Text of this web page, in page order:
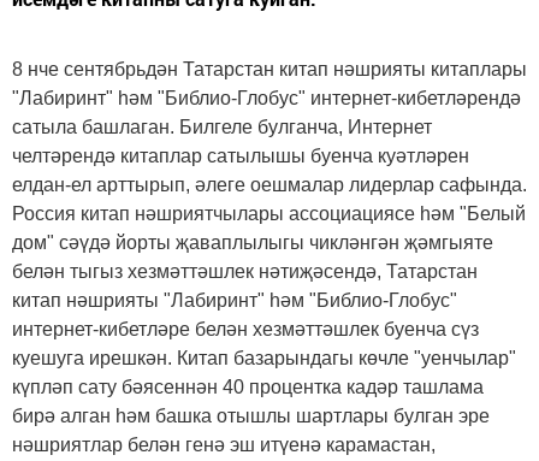
8 нче сентябрьдән Татарстан китап нәшрияты китаплары
"Лабиринт" һәм "Библио-Глобус" интернет-кибетләрендә
сатыла башлаган. Билгеле булганча, Интернет
челтәрендә китаплар сатылышы буенча куәтләрен
елдан-ел арттырып, әлеге оешмалар лидерлар сафында.
Россия китап нәшриятчылары ассоциациясе һәм "Белый
дом" сәүдә йорты җаваплылыгы чикләнгән җәмгыяте
белән тыгыз хезмәттәшлек нәтиҗәсендә, Татарстан
китап нәшрияты "Лабиринт" һәм "Библио-Глобус"
интернет-кибетләре белән хезмәттәшлек буенча сүз
куешуга ирешкән. Китап базарындагы көчле "уенчылар"
күпләп сату бәясеннән 40 процентка кадәр ташлама
бирә алган һәм башка отышлы шартлары булган эре
нәшриятлар белән генә эш итүенә карамастан,